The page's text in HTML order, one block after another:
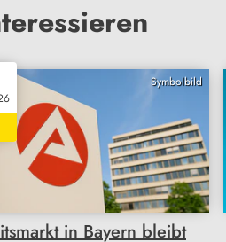
Symbolbild
in Bayern bleibt